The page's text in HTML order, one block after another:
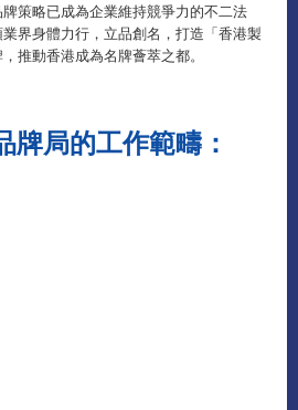
策略已成為企業維持競爭力的不二法
界身體力行，立品創名，打造「香港製
推動香港成為名牌薈萃之都。
牌局的工作範疇：